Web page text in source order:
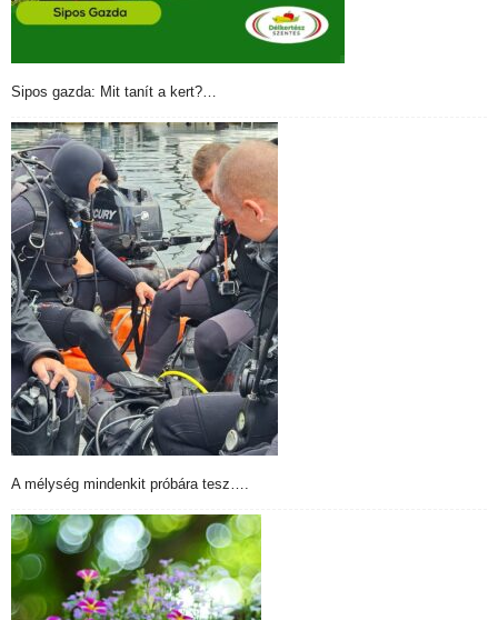
Sipos gazda: Mit tanít a kert?…
A mélység mindenkit próbára tesz….